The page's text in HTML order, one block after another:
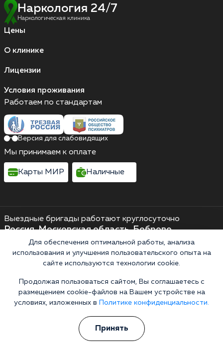
Наркология 24/7
Наркологическая клиника
Цены
О клинике
Лицензии
Условия проживания
Выездные бригады работают круглосуточно
Россия, Московская область, Боброво,
Крымская улица, 21к1
Выездные бригады работают круглосуточно
+7 (495) 128-09-18
8 (800) 200-38-19
Перезвоните мне
Работаем по стандартам
Версия для слабовидящих
Мы принимаем к оплате
Карты МИР Наличные
Для обеспечения оптимальной работы, анализа
использования и улучшения пользовательского опыта на
сайте используются технологии cookie.
Продолжая пользоваться сайтом, Вы соглашаетесь с
размещением cookie-файлов на Вашем устройстве на
условиях, изложенных в
Политике конфиденциальности.
Принять